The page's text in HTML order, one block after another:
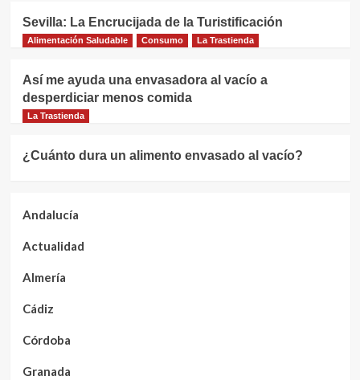
Sevilla: La Encrucijada de la Turistificación
Alimentación Saludable Consumo La Trastienda
Así me ayuda una envasadora al vacío a
desperdiciar menos comida
La Trastienda
¿Cuánto dura un alimento envasado al vacío?
Andalucía
Actualidad
Almería
Cádiz
Córdoba
Granada